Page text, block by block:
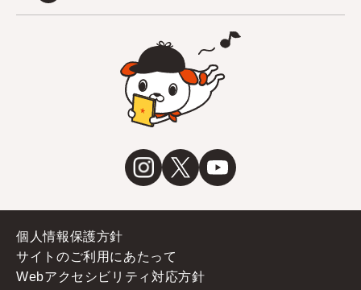
個人情報保護方針
サイトのご利用にあたって
Webアクセシビリティ対応方針